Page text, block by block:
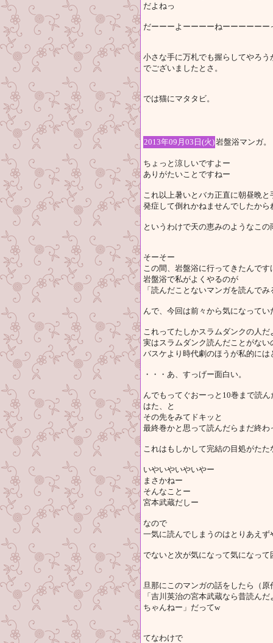
だよねっ
だーーーよーーーーねーーーーー
小さな手に万札でも握らしてやろ
でございましたとさ。
では猫にマタタビ。
2013年09月03日(火)岩盤浴マンガ。
ちょっと涼しいですよー
ありがたいことですねー
これ以上暑いとバカ正直に朝昼晩
発症して倒れかねませんでしたか
というわけで天の恵みのようなこ
そーそー
この間、岩盤浴に行ってきたんです
岩盤浴で私がよくやるのが
「読んだことないマンガを読んでみ
んで、今回は前々から気になって
これってたしかスラムダンクの人
実はスラムダンク読んだことがな
バスケより時代劇のほうが私的に
・・・あ、すっげー面白い。
んでもってぐおーっと10巻まで読
はた、と
その先をみてドキッと
最終巻かと思って読んだらまだ終わ
これはもしかして完結の目処がたた
いやいやいやいやー
まさかねー
そんなことー
宮本武蔵だしー
なので
一気に読んでしまうのはとりあえ
でないと次が気になって気になって
旦那にこのマンガの話をしたら（
「吉川英治の宮本武蔵なら昔読ん
ちゃんねー」だってw
てなわけで